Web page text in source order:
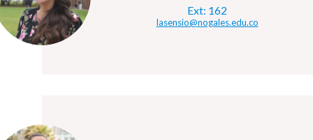
Ext: 162
lasensio@nogales.edu.co